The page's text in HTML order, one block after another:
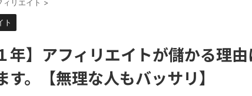
ィリエイト >
ト
年】アフィリエイトが儲かる理
す。【無理な人もバッサリ】